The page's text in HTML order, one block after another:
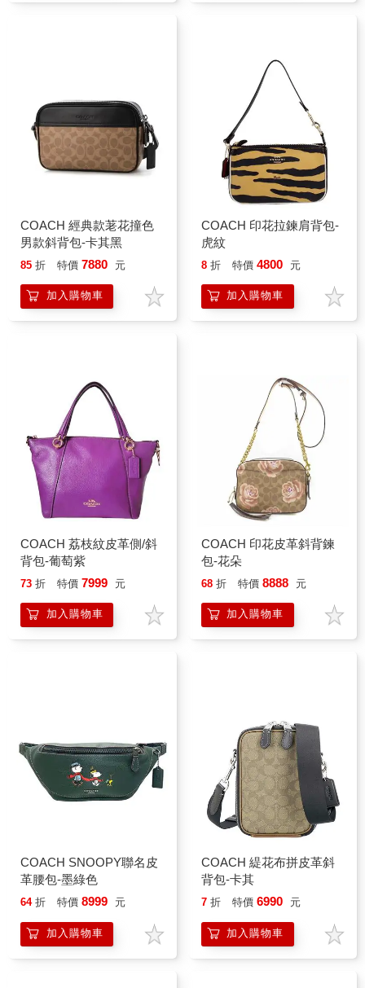
COACH 經典款荖花撞色
男款斜背包-卡其黑
85 折 特價 7880 元
加入購物車
COACH 印花拉鍊肩背包-
虎紋
8 折 特價 4800 元
加入購物車
COACH 荔枝紋皮革側/斜
背包-葡萄紫
73 折 特價 7999 元
加入購物車
COACH 印花皮革斜背鍊
包-花朵
68 折 特價 8888 元
加入購物車
COACH SNOOPY聯名皮
革腰包-墨綠色
64 折 特價 8999 元
加入購物車
COACH 緹花布拼皮革斜
背包-卡其
7 折 特價 6990 元
加入購物車